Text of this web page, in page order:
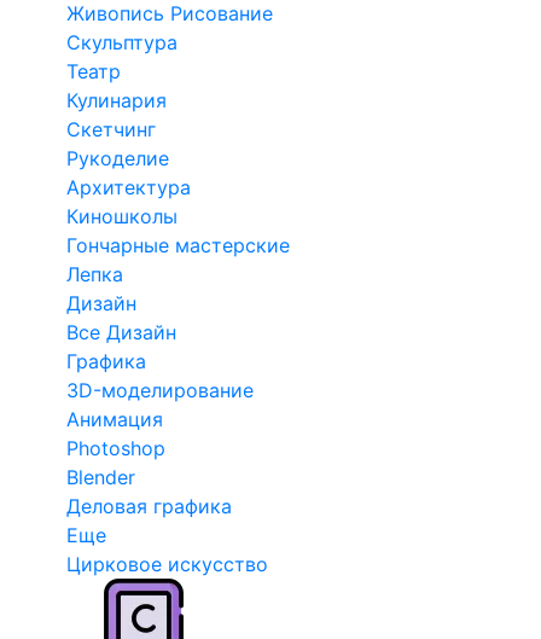
Живопись Рисование
Скульптура
Театр
Кулинария
Скетчинг
Рукоделие
Архитектура
Киношколы
Гончарные мастерские
Лепка
Дизайн
Все Дизайн
Графика
3D-моделирование
Анимация
Photoshop
Blender
Деловая графика
Еще
Цирковое искусство